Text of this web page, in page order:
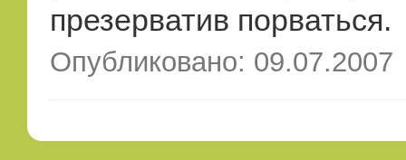
презерватив порваться.
Опубликовано: 09.07.2007